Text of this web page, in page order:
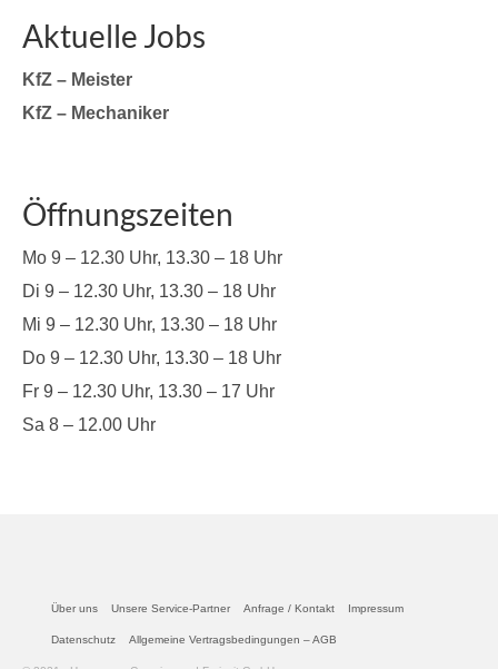
Aktuelle Jobs
KfZ – Meister
KfZ – Mechaniker
Öffnungszeiten
Mo 9 – 12.30 Uhr, 13.30 – 18 Uhr
Di 9 – 12.30 Uhr, 13.30 – 18 Uhr
Mi 9 – 12.30 Uhr, 13.30 – 18 Uhr
Do 9 – 12.30 Uhr, 13.30 – 18 Uhr
Fr 9 – 12.30 Uhr, 13.30 – 17 Uhr
Sa 8 – 12.00 Uhr
Über uns Unsere Service-Partner Anfrage / Kontakt Impressum
Datenschutz Allgemeine Vertragsbedingungen – AGB